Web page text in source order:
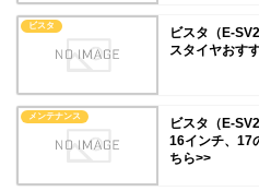
ビスタ
ビスタ（E-
スタイヤおす
メンテナンス
ビスタ（E-
16インチ、17
ちら>>